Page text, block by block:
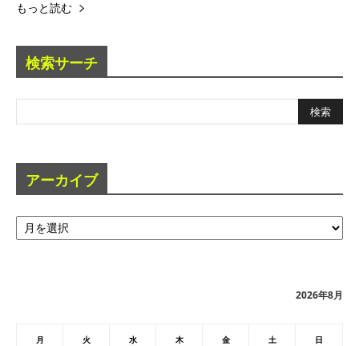
もっと読む
検索サーチ
アーカイブ
ア
ー
2026年8月
月 火 水 木 金 土 日